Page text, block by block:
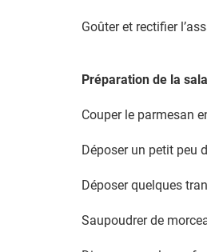
Goûter et rectifier
Préparation de la
Couper le parmesan
Déposer un petit peu
Déposer quelques
Saupoudrer de